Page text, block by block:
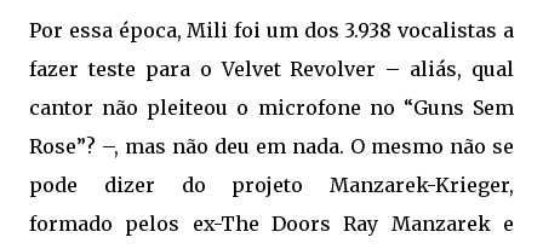
Por essa época, Mili foi um dos 3.938 vocalistas a
fazer teste para o Velvet Revolver – aliás, qual
cantor não pleiteou o microfone no “Guns Sem
Rose”? –, mas não deu em nada. O mesmo não se
pode dizer do projeto Manzarek-Krieger,
formado pelos ex-The Doors Ray Manzarek e